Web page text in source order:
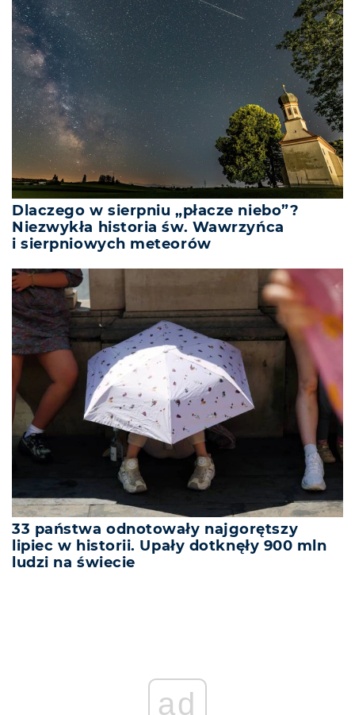
Dlaczego w sierpniu „płacze niebo”?
Niezwykła historia św. Wawrzyńca
i sierpniowych meteorów
33 państwa odnotowały najgorętszy
lipiec w historii. Upały dotknęły 900 mln
ludzi na świecie
ad